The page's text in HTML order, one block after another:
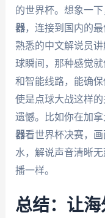
的世界杯。想象一
器，连接到国内的
熟悉的中文解说员
球瞬间，那种感觉
和智能线路，能确
使是点球大战这样
遗憾。比如你在加
器看世界杯决赛，
水，解说声音清晰
播一样。
总结：让